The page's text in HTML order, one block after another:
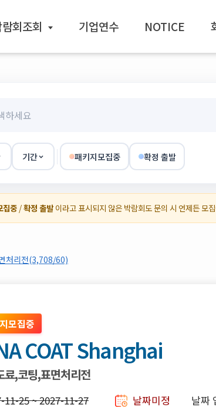
회조회 기업연수 NOTICE
기간 패키지모집중 확정 출발
집중/확정 출발이라고 표시되지 않은 박람회도 문의 시 언제든 모
처리전(3,708/60)
모집중
COAT Shanghai
료,코팅,표면처리전
11-25 ~ 2027-11-27 날짜미정
날짜